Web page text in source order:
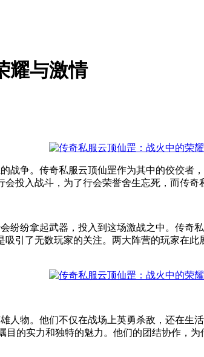
耀与激情
战争。传奇私服云顶仙罡作为其中的佼佼者
投入战斗，为了行会荣誉舍生忘死，而传
纷纷拿起武器，投入到这场激战之中。传
引了无数玩家的关注。两大阵营的玩家在
人物。他们不仅在战场上英勇杀敌，还在生
的实力和独特的魅力。他们的团结协作，为